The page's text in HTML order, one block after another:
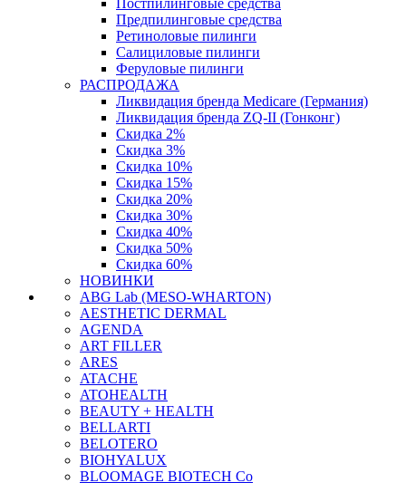
Предпилинговые средства
Ретиноловые пилинги
Салициловые пилинги
Феруловые пилинги
РАСПРОДАЖА
Ликвидация бренда Medicare (Германия)
Ликвидация бренда ZQ-II (Гонконг)
Скидка 2%
Скидка 3%
Скидка 10%
Скидка 15%
Скидка 20%
Скидка 30%
Скидка 40%
Скидка 50%
Скидка 60%
НОВИНКИ
ABG Lab (MESO-WHARTON)
AESTHETIC DERMAL
AGENDA
ART FILLER
ARES
ATACHE
ATOHEALTH
BEAUTY + HEALTH
BELLARTI
BELOTERO
BIOHYALUX
BLOOMAGE BIOTECH Co